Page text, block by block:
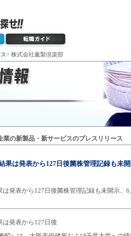
> 株式会社薫製倶楽部
業の新製品・新サービスのプレスリリース
果は発表から127日後菌株管理記録も未
は発表から127日後菌株管理記録も未開示、
は発表から127日後